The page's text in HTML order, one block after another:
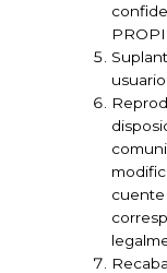
usuario.
cuente